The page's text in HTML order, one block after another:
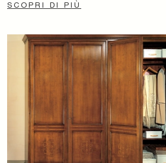
SCOPRI DI PIÙ